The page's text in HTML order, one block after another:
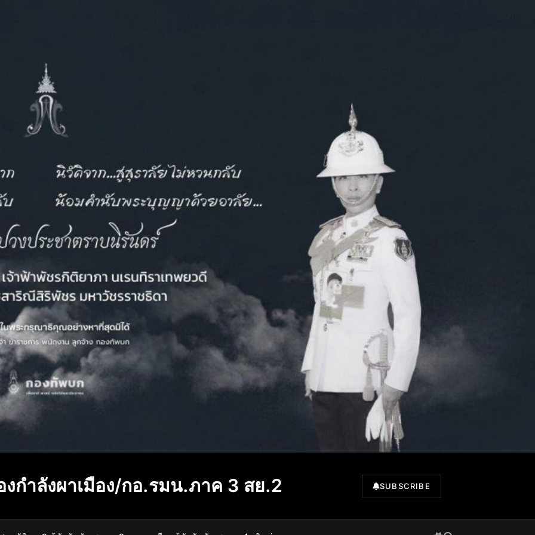
งกำลังผาเมือง/กอ.รมน.ภาค 3 สย.2 SUBSCRIBE